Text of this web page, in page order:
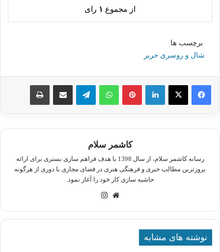
از مجموع ۱ رای
برچسب ها
شال و روسری حریر
لینکدین پینترستواتس آپ تلگرام اشتراک گذاری از طریق ایمیل چاپ
کاشمر سلام
رسانه کاشمر سلام، از سال 1398 با هدف فراهم سازی بستری برای ارائه
بروزترین مطالب خبری و فرهنگی هنری در فضای مجازی با دوری از هرگونه
حاشیه سازی کار خود را آغاز نمود.
وبسایت
نوشته های مشابه